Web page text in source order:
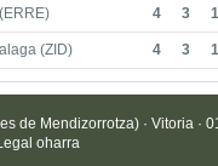
4 3
(ZID) 4 3
de Mendizorrotza) · Vitoria ·
oharra